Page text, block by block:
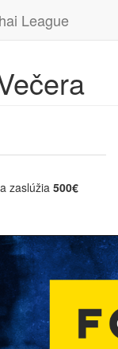
League
zaslúžia500€